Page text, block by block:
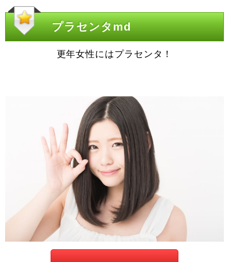
プラセンタmd
更年女性にはプラセンタ！